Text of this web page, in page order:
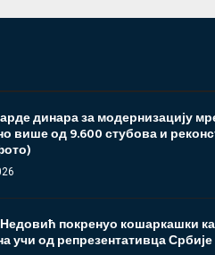
динара за модернизацију
више од 9.600 стубова и
покренуо кошаркашки
учи од репрезентативца Србије